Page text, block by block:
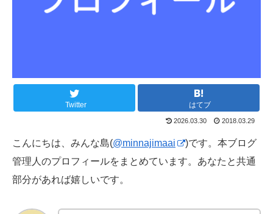
Twitter はてブ
2026.03.30 2018.03.29
こんにちは、みんな島(@minnajimaai
)です。本ブログ
管理人のプロフィールをまとめています。あなたと共通
部分があれば嬉しいです。